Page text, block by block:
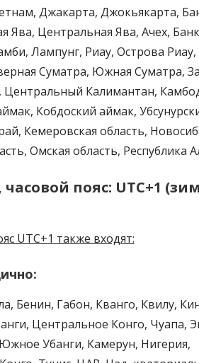
Джакарта, Джокьякарта,
Ява, Центральная Ява, Ачех,
Лампунг, Риау, Острова Риау,
Суматра, Южная Суматра,
Центральный Калимантан,
Кобдоский аймак,
Кемеровская область,
Омская область, Республика
пояс: UTC+1
UTC+1 также входят:
Бенин, Габон, Кванго, Квилу,
Центральное Конго, Чуапа,
Убанги, Камерун, Нигерия,